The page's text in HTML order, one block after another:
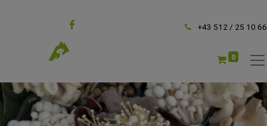
+43 512 / 25 10 66
0